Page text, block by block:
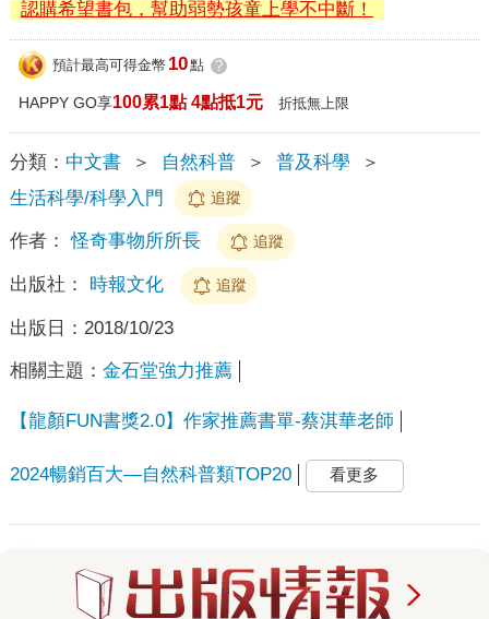
認購希望書包，幫助弱勢孩童上學不中斷！
預計最高可得金幣 10點 ?
HAPPY GO享100累1點 4點抵1元 折抵無上限
分類： 中文書 ＞ 自然科普 ＞ 普及科學
＞
生活科學/科學入門
追蹤
作者： 怪奇事物所所長 追蹤
出版社： 時報文化 追蹤
出版日： 2018/10/23
相關主題： 金石堂強力推薦
【龍顏FUN書獎2.0】作家推薦書單-蔡淇華老師
2024暢銷百大—自然科普類TOP20 看更多